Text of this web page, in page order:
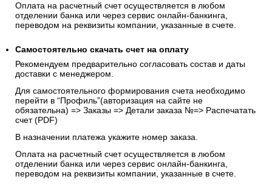
Оплата на расчетный счет осуществляется в любом
отделении банка или через сервис онлайн-банкинга,
переводом на реквизиты компании, указанные в счете.
Самостоятельно скачать счет на оплату
Рекомендуем предварительно согласовать состав и даты
доставки с менеджером.
Для самостоятельного формирования счета необходимо
перейти в “Профиль”(авторизация на сайте не
обязательна) => Заказы => Детали заказа №=> Распечатать
счет (PDF)
В назначении платежа укажите номер заказа.
Оплата на расчетный счет осуществляется в любом
отделении банка или через сервис онлайн-банкинга,
переводом на реквизиты компании, указанные в счете.